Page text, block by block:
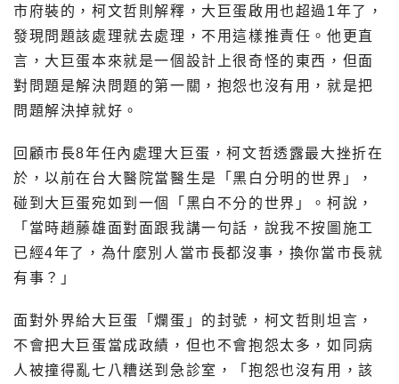
市府裝的，柯文哲則解釋，大巨蛋啟用也超過1年了，
發現問題該處理就去處理，不用這樣推責任。他更直
言，大巨蛋本來就是一個設計上很奇怪的東西，但面
對問題是解決問題的第一關，抱怨也沒有用，就是把
問題解決掉就好。
回顧市長8年任內處理大巨蛋，柯文哲透露最大挫折在
於，以前在台大醫院當醫生是「黑白分明的世界」，
碰到大巨蛋宛如到一個「黑白不分的世界」。柯說，
「當時趙藤雄面對面跟我講一句話，說我不按圖施工
已經4年了，為什麼別人當市長都沒事，換你當市長就
有事？」
面對外界給大巨蛋「爛蛋」的封號，柯文哲則坦言，
不會把大巨蛋當成政績，但也不會抱怨太多，如同病
人被撞得亂七八糟送到急診室，「抱怨也沒有用，該